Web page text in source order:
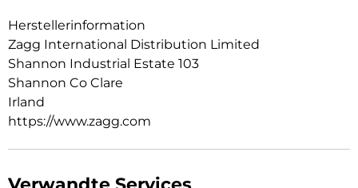
enge Steckdosen. Integrierte Sicherheitsfunktionen sowie
zuverlässiges und nachhaltiges Laden.
Herstellerinformation
Zagg International Distribution Limited
Shannon Industrial Estate 103
Shannon Co Clare
Irland
https://www.zagg.com